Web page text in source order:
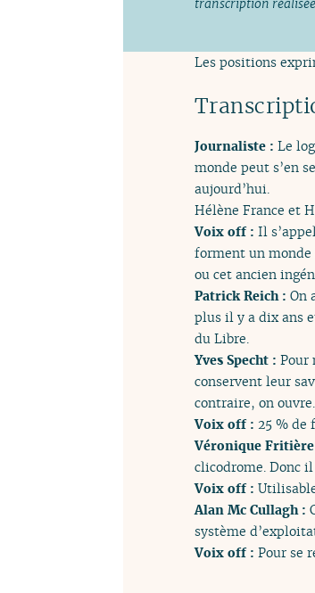
Les positions
Journaliste : Le
monde peut s’en
aujourd’hui.
Hélène France et
Voix off : Il
forment un monde
ou cet ancien
Patrick Reich : On
plus il y a dix ans
du Libre.
Yves Specht : Pour
conservent leur
contraire, on
Voix off : 25 % de
Véronique
clicodrome. Donc
Voix off :
Alan Mc Cullagh :
système
Voix off : Pour se